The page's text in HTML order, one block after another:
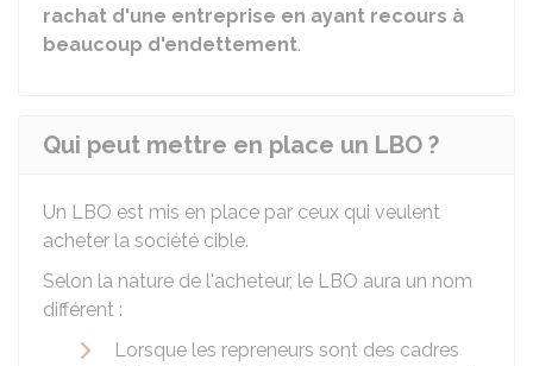
rachat d'une entreprise en ayant recours à
beaucoup d'endettement.
Qui peut mettre en place un LBO ?
Un LBO est mis en place par ceux qui veulent
acheter la société cible.
Selon la nature de l'acheteur, le LBO aura un nom
différent :
Lorsque les repreneurs sont des cadres